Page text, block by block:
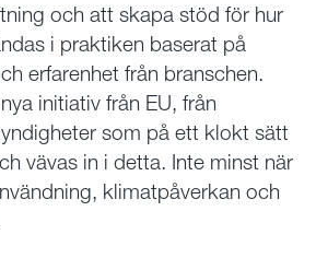
och att skapa stöd för hur
i praktiken baserat på
erfarenhet från branschen.
initiativ från EU, från
som på ett klokt sätt
vävas in i detta. Inte minst när
klimatpåverkan och